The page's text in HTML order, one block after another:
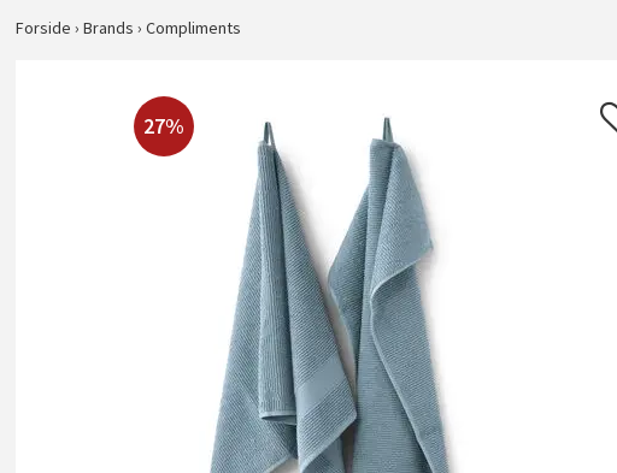
Forside ›Brands ›Compliments
27%